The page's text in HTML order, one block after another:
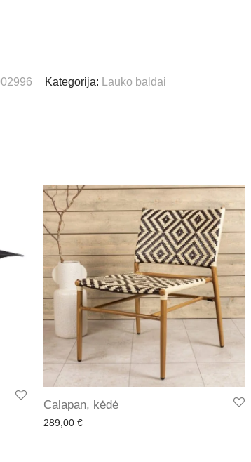
Kategorija: Lauko baldai
Calapan, kėdė
289,00 €